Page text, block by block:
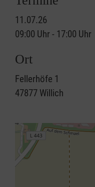
11.07.26
09:00 Uhr - 17:00 Uhr
Ort
Fellerhöfe 1
47877 Willich